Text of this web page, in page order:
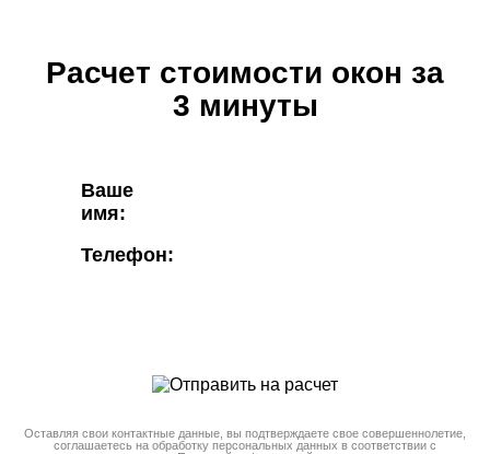
Расчет стоимости окон за
3 минуты
Ваше
имя:
Телефон:
Оставляя свои контактные данные, вы подтверждаете свое совершеннолетие,
соглашаетесь на обработку персональных данных в соответствии с